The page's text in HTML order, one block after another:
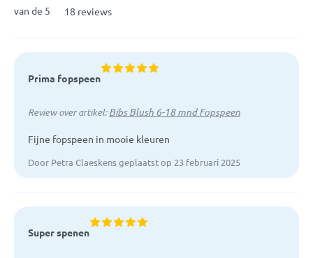
van de 5 18 reviews
Prima fopspeen
Review over artikel:Bibs Blush 6-18 mnd Fopspeen
Fijne fopspeen in mooie kleuren
Door Petra Claeskens geplaatst op 23 februari 2025
Super spenen